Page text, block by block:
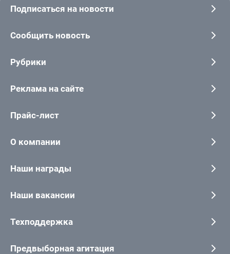
Подписаться на новости
Сообщить новость
Рубрики
Реклама на сайте
Прайс-лист
О компании
Наши награды
Наши вакансии
Техподдержка
Предвыборная агитация